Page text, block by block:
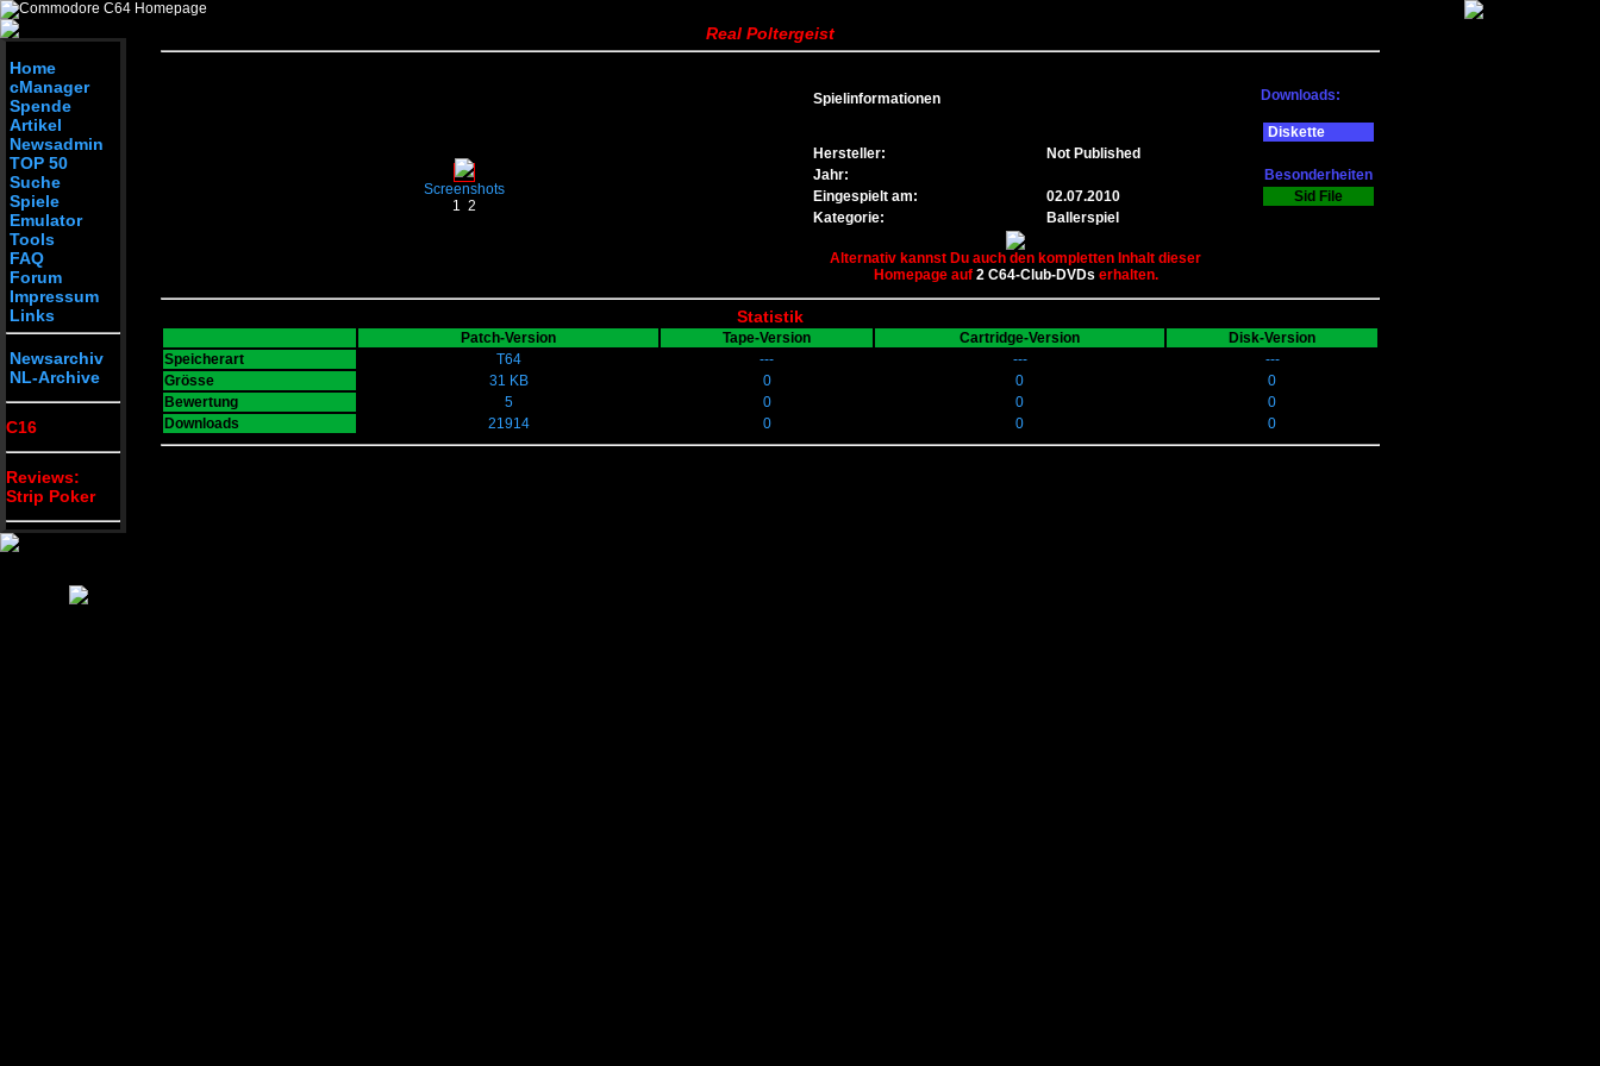
Home
cManager
Spende
Artikel
Newsadmin
TOP 50
Suche
Spiele
Emulator
Tools
FAQ
Forum
Impressum
Links
Newsarchiv
NL-Archive
C16
Reviews:
Strip Poker
Real Poltergeist
Screenshots
1 2
Spielinformationen
Hersteller:
Not Published
Jahr:
Eingespielt am:
02.07.2010
Kategorie:
Ballerspiel
Alternativ kannst Du auch den kompletten Inhalt dieser
Homepage auf 2 C64-Club-DVDs erhalten.
Downloads:
Diskette
Besonderheiten
Sid File
Statistik
Patch-Version Tape-Version Cartridge-Version
Disk-Version
Speicherart
T64 --- ---
---
Grösse
31 KB 0 0
0
Bewertung
5 0 0
0
Downloads
21914 0 0 0